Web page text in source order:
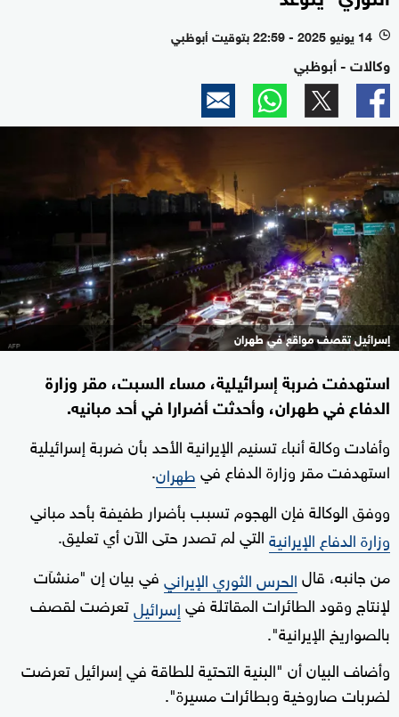
l 14 يونيو 2025 - 22:59 بتوقيت أبوظبي
وكالات - أبوظبي
إسرائيل تقصف مواقع في طهران
استهدفت ضربة إسرائيلية، مساء السبت، مقر وزارة
الدفاع في طهران، وأحدثت أضرارا في أحد مبانيه.
وأفادت وكالة أنباء تسنيم الإيرانية الأحد بأن ضربة إسرائيلية
استهدفت مقر وزارة الدفاع فيطهران.
ووفق الوكالة فإن الهجوم تسبب بأضرار طفيفة بأحد مباني
وزارة الدفاع الإيرانيةالتي لم تصدر حتى الآن أي تعليق.
من جانبه، قالالحرس الثوري الإيرانيفي بيان إن "منشآت
لإنتاج وقود الطائرات المقاتلة فيإسرائيلتعرضت لقصف
بالصواريخ الإيرانية".
وأضاف البيان أن "البنية التحتية للطاقة في إسرائيل تعرضت
لضربات صاروخية وبطائرات مسيرة".